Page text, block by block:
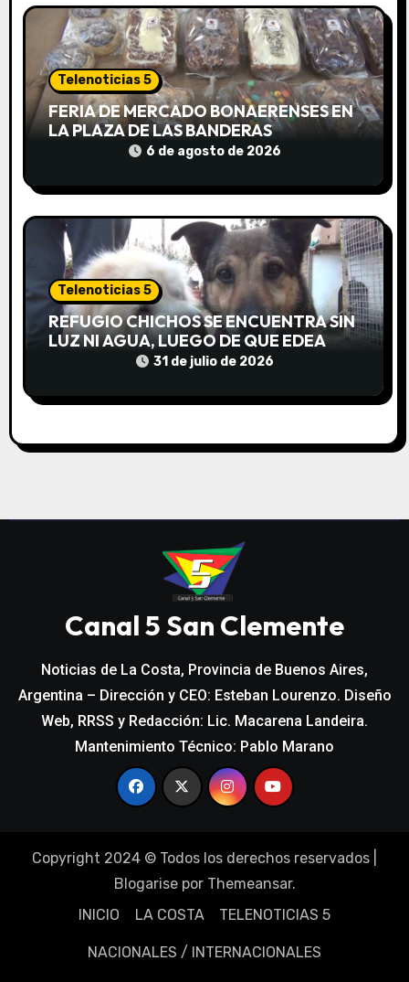
r
a
d
a
Telenoticias 5
FERIA DE MERCADO BONAERENSES EN
LA PLAZA DE LAS BANDERAS
6 de agosto de 2026
Telenoticias 5
REFUGIO CHICHOS SE ENCUENTRA SIN
LUZ NI AGUA, LUEGO DE QUE EDEA
CORTARA EL SUMINISTRO SIN AVISO
31 de julio de 2026
Canal 5 San Clemente
Noticias de La Costa, Provincia de Buenos Aires,
Argentina – Dirección y CEO: Esteban Lourenzo. Diseño
Web, RRSS y Redacción: Lic. Macarena Landeira.
Mantenimiento Técnico: Pablo Marano
Copyright 2024 © Todos los derechos reservados
Blogarisepor Themeansar.
INICIO
LA COSTA TELENOTICIAS 5
NACIONALES / INTERNACIONALES